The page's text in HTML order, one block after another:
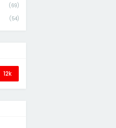
(69)
(54)
12k